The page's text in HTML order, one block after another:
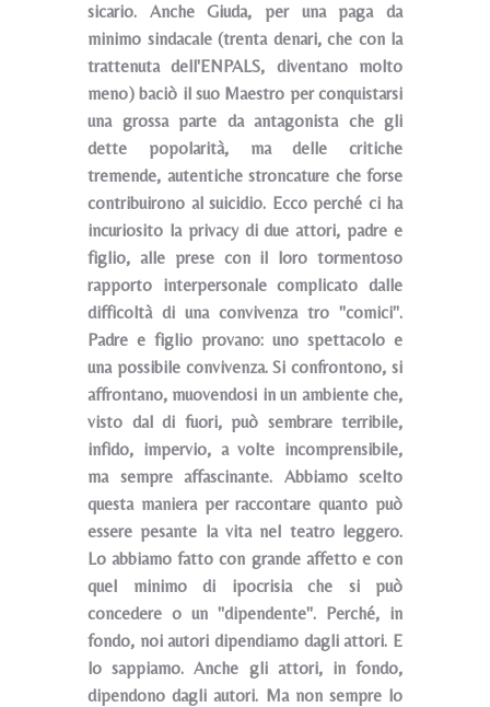
sicario. Anche Giuda, per una paga da
minimo sindacale (trenta denari, che con la
trattenuta dell'ENPALS, diventano molto
meno) baciò il suo Maestro per conquistarsi
una grossa parte da antagonista che gli
dette popolarità, ma delle critiche
tremende, autentiche stroncature che forse
contribuirono al suicidio. Ecco perché ci ha
incuriosito la privacy di due attori, padre e
figlio, alle prese con il loro tormentoso
rapporto interpersonale complicato dalle
difficoltà di una convivenza tro "comici".
Padre e figlio provano: uno spettacolo e
una possibile convivenza. Si confrontono, si
affrontano, muovendosi in un ambiente che,
visto dal di fuori, può sembrare terribile,
infido, impervio, a volte incomprensibile,
ma sempre affascinante. Abbiamo scelto
questa maniera per raccontare quanto può
essere pesante la vita nel teatro leggero.
Lo abbiamo fatto con grande affetto e con
quel minimo di ipocrisia che si può
concedere o un "dipendente". Perché, in
fondo, noi autori dipendiamo dagli attori. E
lo sappiamo. Anche gli attori, in fondo,
dipendono dagli autori. Ma non sempre lo